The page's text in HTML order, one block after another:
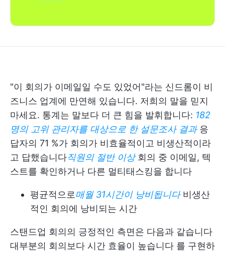
"이 회의가 이메일일 수도 있었어"라는 신드롬이 비
즈니스 업계에 만연해 있습니다. 저희의 말을 믿지
마세요. 통계는 말보다 더 큰 힘을 발휘합니다: 182
명의 고위 관리자를 대상으로 한 설문조사 결과응
답자의 71 %가 회의가 비효율적이고 비생산적이라
고 답했습니다직원의 절반 이상회의 중 이메일, 텍
스트를 확인하거나 다른 멀티태스킹을 합니다
평균적으로매월 31시간이 낭비됩니다비생산
적인 회의에 낭비되는 시간
스탠드업 회의의 긍정적인 측면은 다음과 같습니다
대부분의 회의보다 시간 효율이 높습니다 를 구현하